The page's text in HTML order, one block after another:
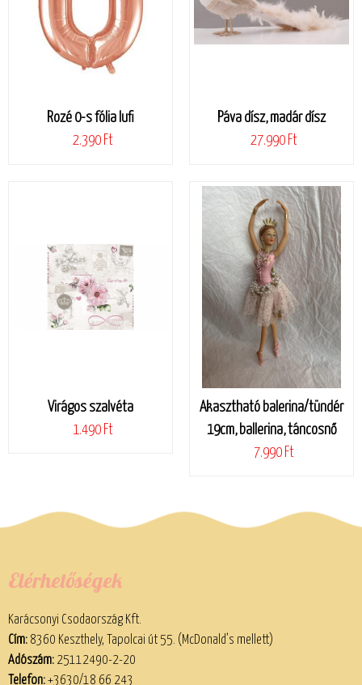
Rozé 0-s fólia lufi
2.390 Ft
Páva dísz, madár dísz
27.990 Ft
Virágos szalvéta
1.490 Ft
Akasztható balerina/tündér
19cm, ballerina, táncosnő
7.990 Ft
Elérhetőségek
Karácsonyi Csodaország Kft.
Cím:8360 Keszthely, Tapolcai út 55. (McDonald’s mellett)
Adószám:25112490-2-20
Telefon:+3630/18 66 243